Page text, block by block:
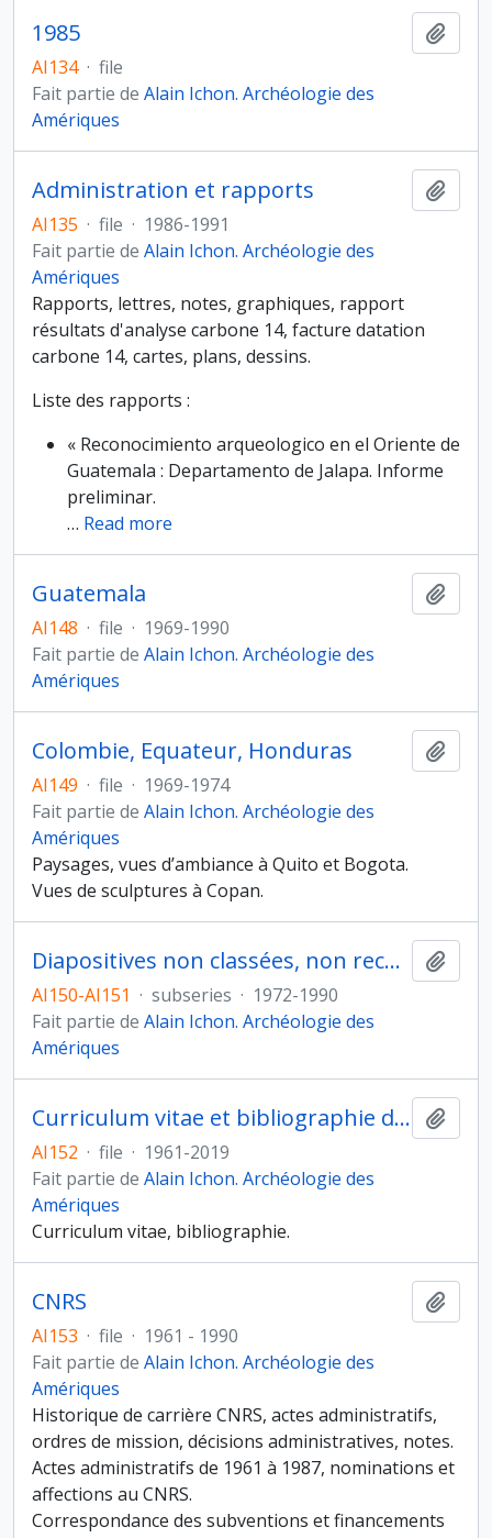
1985
AI134 · file
Fait partie de Alain Ichon. Archéologie des
Amériques
Administration et rapports
AI135 · file · 1986-1991
Fait partie de Alain Ichon. Archéologie des
Amériques
Rapports, lettres, notes, graphiques, rapport
résultats d'analyse carbone 14, facture datation
carbone 14, cartes, plans, dessins.
Liste des rapports :
« Reconocimiento arqueologico en el Oriente de
Guatemala : Departamento de Jalapa. Informe
preliminar.
… Read more
Guatemala
AI148 · file · 1969-1990
Fait partie de Alain Ichon. Archéologie des
Amériques
Colombie, Equateur, Honduras
AI149 · file · 1969-1974
Fait partie de Alain Ichon. Archéologie des
Amériques
Paysages, vues d’ambiance à Quito et Bogota.
Vues de sculptures à Copan.
Diapositives non classées, non reconditionnées
AI150-AI151 · subseries · 1972-1990
Fait partie de Alain Ichon. Archéologie des
Amériques
Curriculum vitae et bibliographie d’Alain Ichon
AI152 · file · 1961-2019
Fait partie de Alain Ichon. Archéologie des
Amériques
Curriculum vitae, bibliographie.
CNRS
AI153 · file · 1961 - 1990
Fait partie de Alain Ichon. Archéologie des
Amériques
Historique de carrière CNRS, actes administratifs,
ordres de mission, décisions administratives, notes.
Actes administratifs de 1961 à 1987, nominations et
affections au CNRS.
Correspondance des subventions et financements